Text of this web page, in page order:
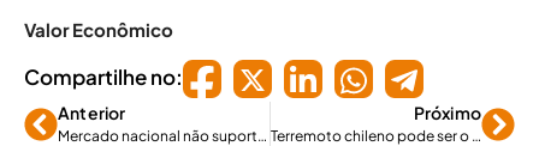
Valor Econômico
Compartilhe no:
Anterior
Mercado nacional não suporta riscos, mas avança
Próximo
Terremoto chileno pode ser o mais caro no setor de seguros desde 1994